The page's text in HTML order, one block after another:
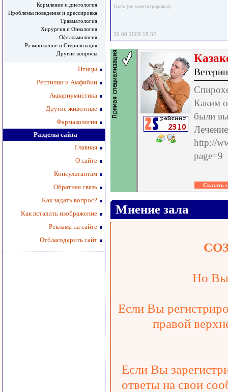
Кормление и диетология
Проблемы поведения и дрессировка
Травматология
Хирургия и Онкология
Офтальмология
Размножение и Стерилизация
Другие вопросы
Птицы
Рептилии и Амфибии
Аквариумистика
Другие животные
Фармакология
Разделы сайта
Главная
О сайте
Консультантам
Обратная связь
Как задать вопрос?
Как вставить изображение
Реклама на сайте
Отблагодарить сайт
Гость (не зарегистрирован)
26.08.2009 18:32
Каким
были
http://
page=9
Мнение зала
Но Вы
Если Вы
правой
Если Вы
ответы на свои